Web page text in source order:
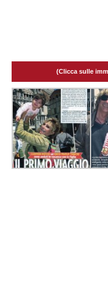
(Clicca sulle